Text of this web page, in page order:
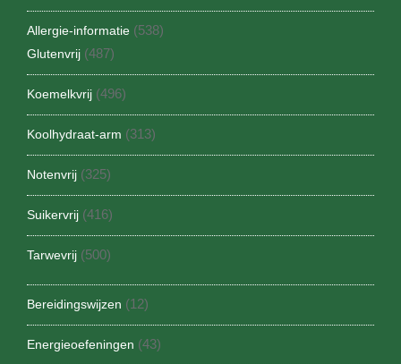
Allergie-informatie (538)
Glutenvrij (487)
Koemelkvrij (496)
Koolhydraat-arm (313)
Notenvrij (325)
Suikervrij (416)
Tarwevrij (500)
Bereidingswijzen (12)
Energieoefeningen (43)